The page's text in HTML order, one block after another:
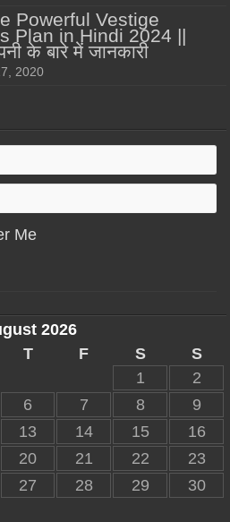
Powerful Vestige
Plan in Hindi 2024 ||
के बारे में जानकारी
2020
Me
2026
T F S
S
1
2
6 7 8
9
13 14 15
16
20 21 22
23
27 28 29
30